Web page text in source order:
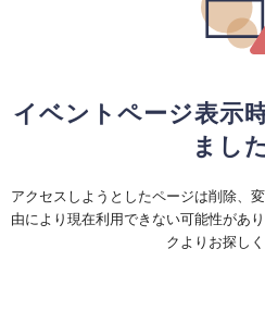
イベントページ表示
ました
アクセスしようとしたページは削除、
由により現在利用できない可能性があ
クよりお探しく